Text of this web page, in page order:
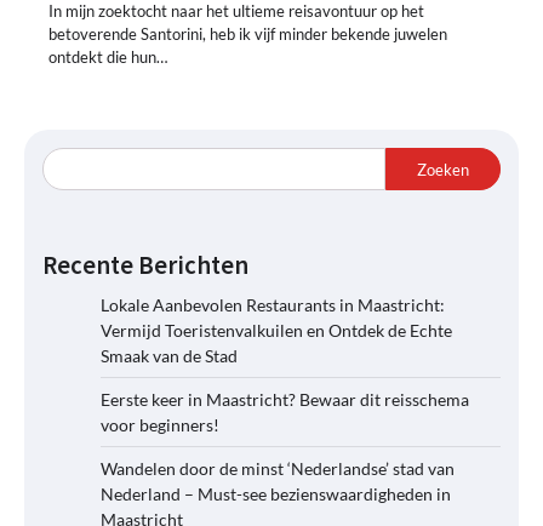
In mijn zoektocht naar het ultieme reisavontuur op het
betoverende Santorini, heb ik vijf minder bekende juwelen
ontdekt die hun…
Zoeken
Recente Berichten
Lokale Aanbevolen Restaurants in Maastricht:
Vermijd Toeristenvalkuilen en Ontdek de Echte
Smaak van de Stad
Eerste keer in Maastricht? Bewaar dit reisschema
voor beginners!
Wandelen door de minst ‘Nederlandse’ stad van
Nederland – Must-see bezienswaardigheden in
Maastricht